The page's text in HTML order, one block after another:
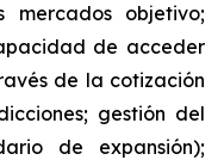
mercados objetivo;
de acceder
de la cotización
gestión del
de expansión);